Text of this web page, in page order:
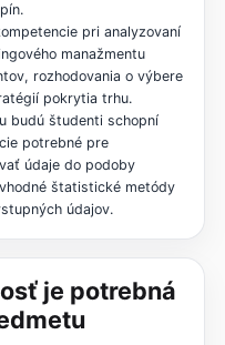
pri analyzovaní
manažmentu
rozhodovania o výbere
pokrytia trhu.
budú študenti schopní
potrebné pre
údaje do podoby
štatistické metódy
údajov.
je potrebná